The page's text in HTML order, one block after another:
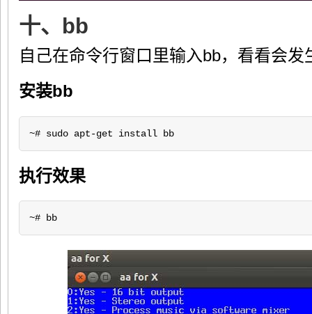
十、bb
自己在命令行窗口里输入bb，看看会发
安装bb
~# sudo apt-get install bb
执行效果
~# bb